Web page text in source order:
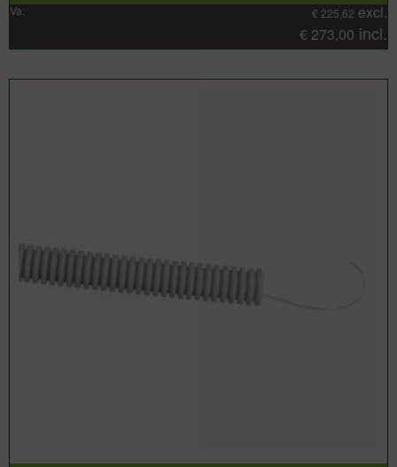
Va: € 225,62 excl.
€ 273,00 incl.